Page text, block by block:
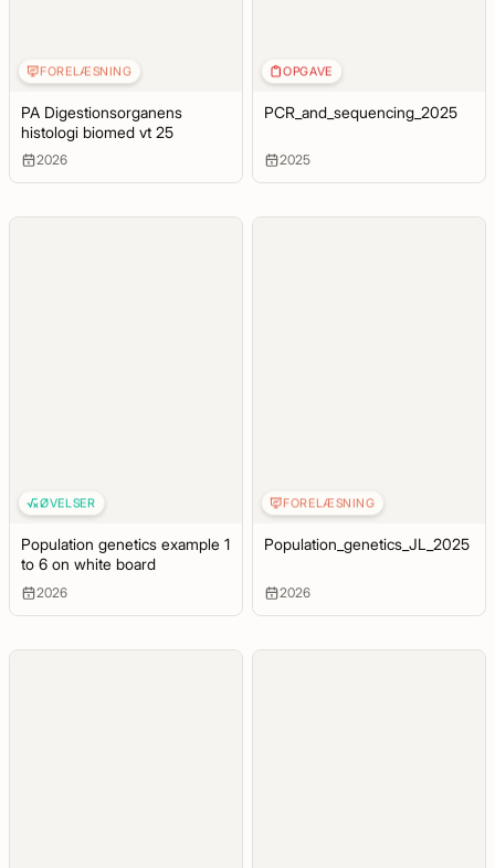
FORELÆSNING
PA Digestionsorganens
histologi biomed vt 25
2026
OPGAVE
PCR_and_sequencing_2025
2025
ØVELSER
Population genetics example 1
to 6 on white board
2026
FORELÆSNING
Population_genetics_JL_2025
2026